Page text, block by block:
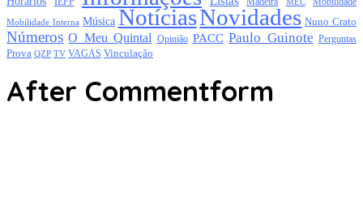
Mobilidade Interna Música NotíciasNovidades Nuno Crato
Números O Meu Quintal Opinião PACC Paulo Guinote Perguntas
Prova QZP TV VAGAS Vinculação
After Commentform